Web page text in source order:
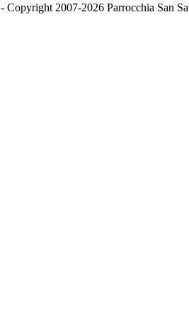
- Copyright 2007-2026 Parrocchia San